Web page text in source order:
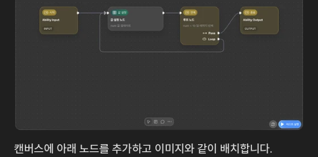
캔버스에 아래 노드를 추가하고 이미지와 같이 배치합니다.